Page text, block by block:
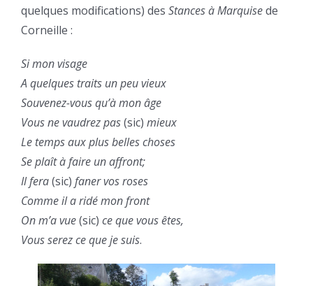
quelques modifications) des Stances à Marquisede
Corneille :
Si mon visage
A quelques traits un peu vieux
Souvenez-vous qu’à mon âge
Vous ne vaudrez pas(sic) mieux
Le temps aux plus belles choses
Se plaît à faire un affront;
Il fera(sic) faner vos roses
Comme il a ridé mon front
On m’a vue(sic) ce que vous êtes,
Vous serez ce que je suis.